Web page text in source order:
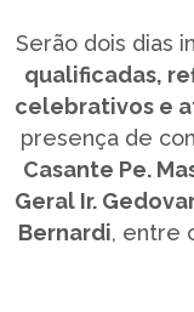
Serão dois dias
qualificadas,
celebrativos e
presença de
Casante Pe.
Geral Ir.
Bernardi, entre